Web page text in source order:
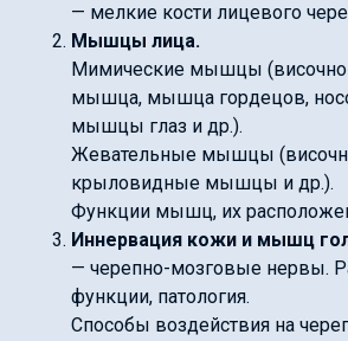
— мелкие кости лицевого
Мышцы лица.
Мимические мышцы
мышца, мышца гордецов,
мышцы глаз и др.).
Жевательные мышцы
крыловидные мышцы и др.).
Функции мышц, их
Иннервация кожи и мышц
— черепно-мозговые нервы.
функции, патология.
Способы воздействия на